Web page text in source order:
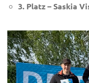
3. Platz – Saskia